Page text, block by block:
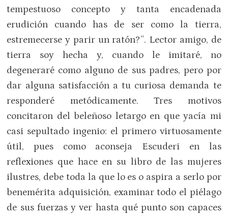
tempestuoso concepto y tanta encadenada
erudición cuando has de ser como la tierra,
estremecerse y parir un ratón?”. Lector amigo, de
tierra soy hecha y, cuando le imitaré, no
degeneraré como alguno de sus padres, pero por
dar alguna satisfacción a tu curiosa demanda te
responderé metódicamente. Tres motivos
concitaron del beleñoso letargo en que yacía mi
casi sepultado ingenio: el primero virtuosamente
útil, pues como aconseja Escuderi en las
reflexiones que hace en su libro de las mujeres
ilustres, debe toda la que lo es o aspira a serlo por
benemérita adquisición, examinar todo el piélago
de sus fuerzas y ver hasta qué punto son capaces